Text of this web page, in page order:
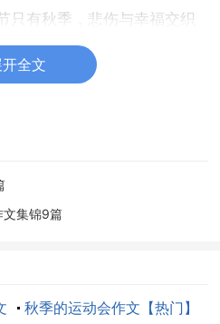
只有秋季，悲伤与幸福交织
季组成了人生。
是我们自己。当我们看到了
生了悲伤和落寞的心绪；
。悲伤与幸福，只在人的
开全文
文集锦9篇
秋季的运动会作文【热门】